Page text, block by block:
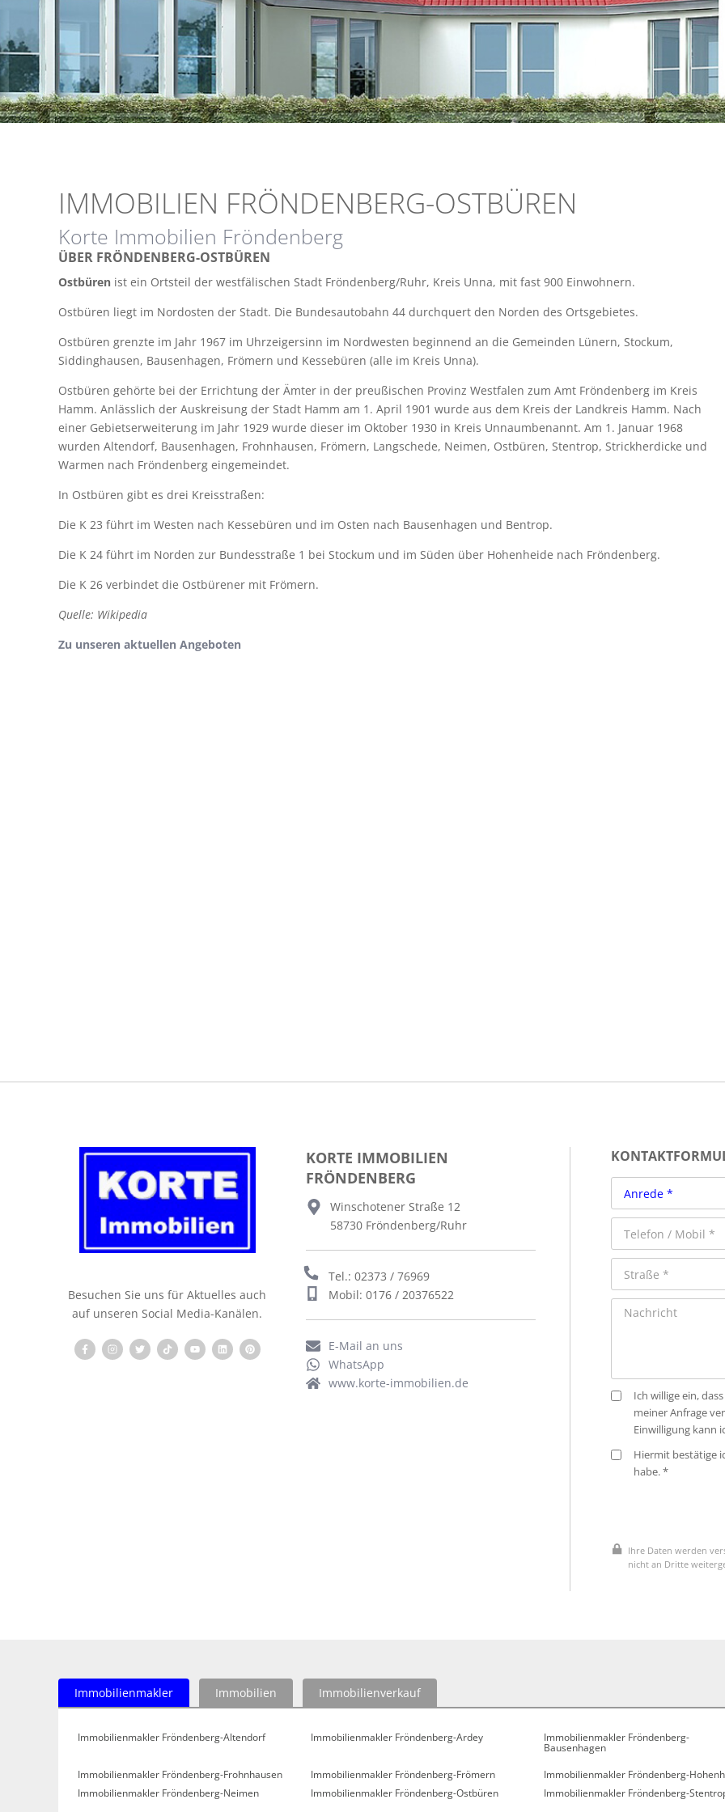
IMMOBILIEN FRÖNDENBERG-OSTBÜREN
Korte Immobilien Fröndenberg
ÜBER FRÖNDENBERG-OSTBÜREN
Ostbüren ist ein Ortsteil der westfälischen Stadt Fröndenberg/Ruhr, Kreis Unna, mit fast 900 Einwohnern.
Ostbüren liegt im Nordosten der Stadt. Die Bundesautobahn 44 durchquert den Norden des Ortsgebietes.
Ostbüren grenzte im Jahr 1967 im Uhrzeigersinn im Nordwesten beginnend an die Gemeinden Lünern, Stockum,
Siddinghausen, Bausenhagen, Frömern und Kessebüren (alle im Kreis Unna).
Ostbüren gehörte bei der Errichtung der Ämter in der preußischen Provinz Westfalen zum Amt Fröndenberg im Kreis
Hamm. Anlässlich der Auskreisung der Stadt Hamm am 1. April 1901 wurde aus dem Kreis der Landkreis Hamm. Nach
einer Gebietserweiterung im Jahr 1929 wurde dieser im Oktober 1930 in Kreis Unnaumbenannt. Am 1. Januar 1968
wurden Altendorf, Bausenhagen, Frohnhausen, Frömern, Langschede, Neimen, Ostbüren, Stentrop, Strickherdicke und
Warmen nach Fröndenberg eingemeindet.
In Ostbüren gibt es drei Kreisstraßen:
Die K 23 führt im Westen nach Kessebüren und im Osten nach Bausenhagen und Bentrop.
Die K 24 führt im Norden zur Bundesstraße 1 bei Stockum und im Süden über Hohenheide nach Fröndenberg.
Die K 26 verbindet die Ostbürener mit Frömern.
Quelle: Wikipedia
Zu unseren aktuellen Angeboten
Besuchen Sie uns für Aktuelles auch
auf unseren Social Media-Kanälen.
KORTE IMMOBILIEN
FRÖNDENBERG
Winschotener Straße 12
58730 Fröndenberg/Ruhr
Tel.: 02373 / 76969
Mobil: 0176 / 20376522
E-Mail an uns
WhatsApp
www.korte-immobilien.de
Ich willige ein,
meiner Anfrage
Einwilligung kann
Hiermit bestätige
habe. *
Ihre Daten werden
nicht an Dritte
Immobilienmakler Immobilien Immobilienverkauf
Immobilienmakler Fröndenberg-Altendorf Immobilienmakler Fröndenberg-Ardey
Immobilienmakler Fröndenberg-
Bausenhagen
Immobilienmakler Fröndenberg-Frohnhausen
Immobilienmakler Fröndenberg-Frömern Immobilienmakler Fröndenberg-
Immobilienmakler Fröndenberg-Neimen
Immobilienmakler Fröndenberg-Ostbüren Immobilienmakler Fröndenberg-